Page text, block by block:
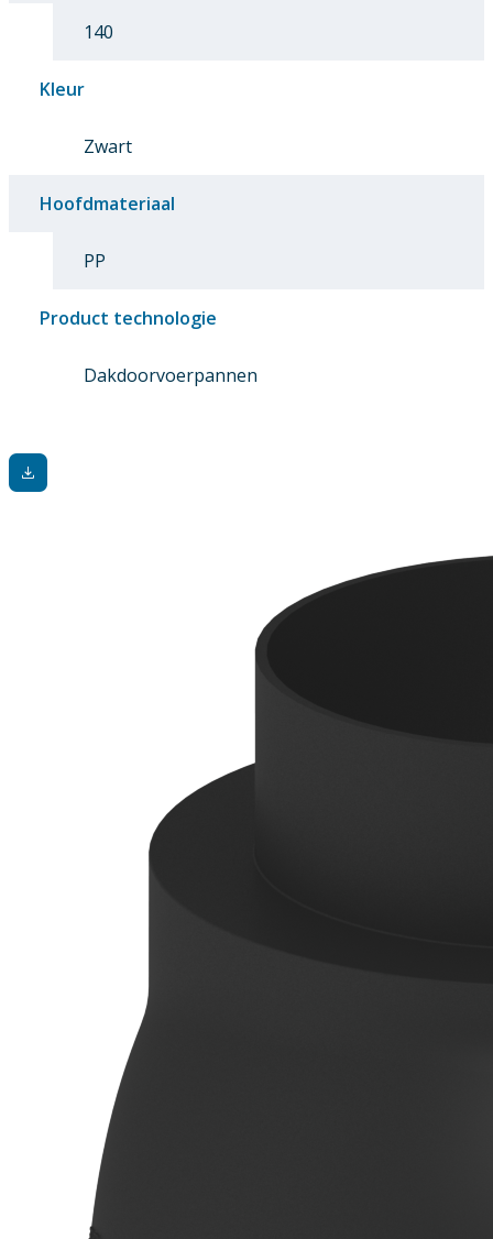
140
Kleur
Zwart
Hoofdmateriaal
PP
Product technologie
Dakdoorvoerpannen